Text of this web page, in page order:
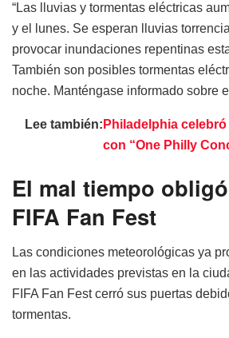
“Las lluvias y tormentas eléctricas
y el lunes. Se esperan lluvias
provocar inundaciones repentinas
También son posibles tormentas
noche. Manténgase informado sobre
Lee también: Philadelphia
con “One Philly
El mal tiempo
FIFA Fan Fest
Las condiciones meteorológicas ya
en las actividades previstas en la
FIFA Fan Fest cerró sus puertas
tormentas.